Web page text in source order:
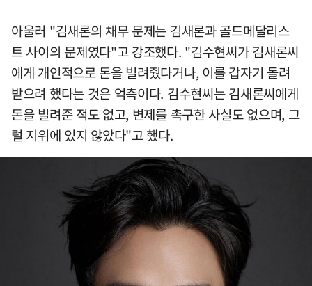
아울러 "김새론의 채무 문제는 김새론과 골드메달리스
트 사이의 문제였다"고 강조했다. "김수현씨가 김새론씨
에게 개인적으로 돈을 빌려줬다거나, 이를 갑자기 돌려
받으려 했다는 것은 억측이다. 김수현씨는 김새론씨에게
돈을 빌려준 적도 없고, 변제를 촉구한 사실도 없으며, 그
럴 지위에 있지 않았다"고 했다.